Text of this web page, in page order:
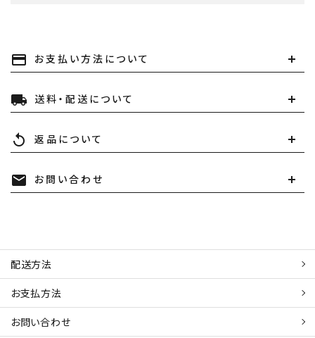
payment お支払い方法について
local_shipping 送料・配送について
replay 返品について
mail お問い合わせ
配送方法
お支払方法
お問い合わせ